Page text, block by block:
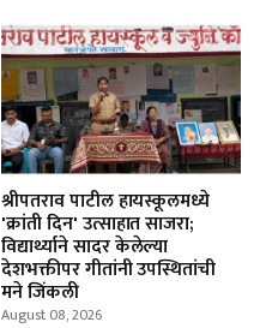
श्रीपतराव पाटील हायस्कूलमध्ये
'क्रांती दिन' उत्साहात साजरा;
विद्यार्थ्याने सादर केलेल्या
देशभक्तीपर गीतांनी उपस्थितांची
मने जिंकली
August 08, 2026